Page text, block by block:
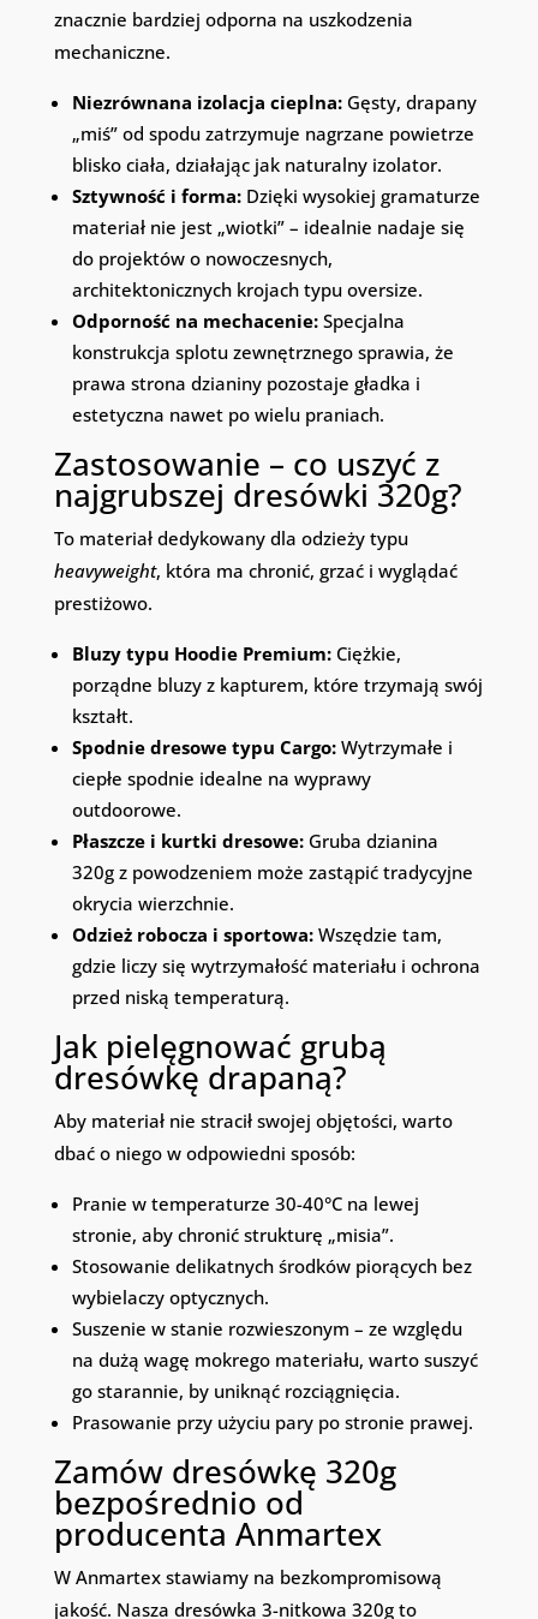
znacznie bardziej odporna na uszkodzenia
mechaniczne.
Niezrównana izolacja cieplna:Gęsty, drapany
„miś” od spodu zatrzymuje nagrzane powietrze
blisko ciała, działając jak naturalny izolator.
Sztywność i forma:Dzięki wysokiej gramaturze
materiał nie jest „wiotki” – idealnie nadaje się
do projektów o nowoczesnych,
architektonicznych krojach typu oversize.
Odporność na mechacenie:Specjalna
konstrukcja splotu zewnętrznego sprawia, że
prawa strona dzianiny pozostaje gładka i
estetyczna nawet po wielu praniach.
Zastosowanie – co uszyć z
najgrubszej dresówki 320g?
To materiał dedykowany dla odzieży typu
heavyweight, która ma chronić, grzać i wyglądać
prestiżowo.
Bluzy typu Hoodie Premium:Ciężkie,
porządne bluzy z kapturem, które trzymają swój
kształt.
Spodnie dresowe typu Cargo:Wytrzymałe i
ciepłe spodnie idealne na wyprawy
outdoorowe.
Płaszcze i kurtki dresowe:Gruba dzianina
320g z powodzeniem może zastąpić tradycyjne
okrycia wierzchnie.
Odzież robocza i sportowa:Wszędzie tam,
gdzie liczy się wytrzymałość materiału i ochrona
przed niską temperaturą.
Jak pielęgnować grubą
dresówkę drapaną?
Aby materiał nie stracił swojej objętości, warto
dbać o niego w odpowiedni sposób:
Pranie w temperaturze 30-40°C na lewej
stronie, aby chronić strukturę „misia”.
Stosowanie delikatnych środków piorących bez
wybielaczy optycznych.
Suszenie w stanie rozwieszonym – ze względu
na dużą wagę mokrego materiału, warto suszyć
go starannie, by uniknąć rozciągnięcia.
Prasowanie przy użyciu pary po stronie prawej.
Zamów dresówkę 320g
bezpośrednio od
producenta Anmartex
W Anmartex stawiamy na bezkompromisową
jakość. Nasza dresówka 3-nitkowa 320g to